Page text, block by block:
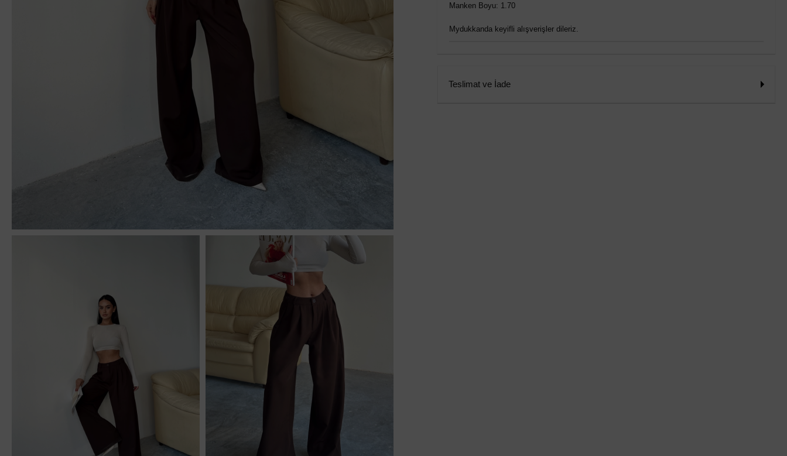
Manken Boyu: 1.70
Mydukkanda keyifli alışverişler dileriz.
Teslimat ve İade